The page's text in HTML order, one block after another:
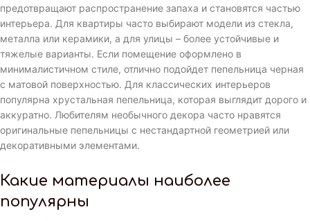
предотвращают распространение запаха и становятся частью
интерьера. Для квартиры часто выбирают модели из стекла,
металла или керамики, а для улицы – более устойчивые и
тяжелые варианты. Если помещение оформлено в
минималистичном стиле, отлично подойдет пепельница черная
с матовой поверхностью. Для классических интерьеров
популярна хрустальная пепельница, которая выглядит дорого и
аккуратно. Любителям необычного декора часто нравятся
оригинальные пепельницы с нестандартной геометрией или
декоративными элементами.
Какие материалы наиболее
популярны